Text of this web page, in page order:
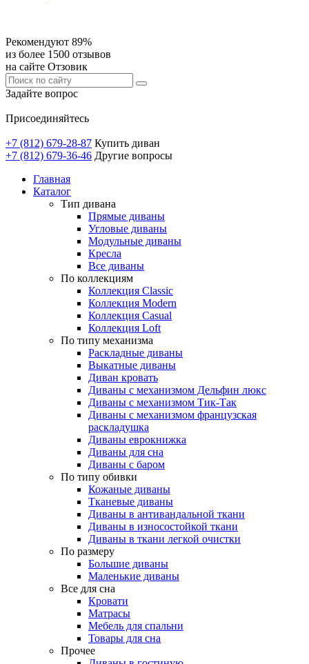
Рекомендуют 89%
из более 1500 отзывов
на сайте Отзовик
Задайте вопрос
Присоединяйтесь
+7 (812) 679-28-87 Купить диван
+7 (812) 679-36-46 Другие вопросы
Главная
Каталог
Тип дивана
Прямые диваны
Угловые диваны
Модульные диваны
Кресла
Все диваны
По коллекциям
Коллекция Classic
Коллекция Modern
Коллекция Casual
Коллекция Loft
По типу механизма
Раскладные диваны
Выкатные диваны
Диван кровать
Диваны с механизмом Дельфин люкс
Диваны с механизмом Тик-Так
Диваны с механизмом французская
раскладушка
Диваны еврокнижка
Диваны для сна
Диваны с баром
По типу обивки
Кожаные диваны
Тканевые диваны
Диваны в антивандальной ткани
Диваны в износостойкой ткани
Диваны в ткани легкой очистки
По размеру
Большие диваны
Маленькие диваны
Все для сна
Кровати
Матрасы
Мебель для спальни
Товары для сна
Прочее